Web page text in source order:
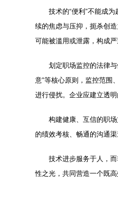
技术的“便利”不能成
续的焦虑与压抑，扼杀创
可能被滥用或泄露，构成
划定职场监控的法律
意”等核心原则，监控范围
进行侵扰。企业应建立透
构建健康、互信的职
的绩效考核、畅通的沟通
技术进步服务于人，
性之光，共同营造一个既